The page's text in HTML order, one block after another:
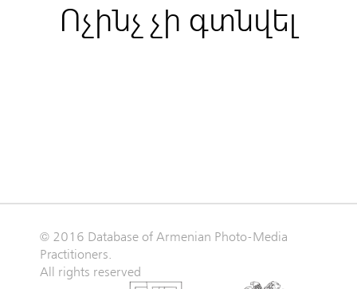
Ոչինչ չի գտնվել
© 2016 Database of Armenian Photo-Media
Practitioners.
All rights reserved